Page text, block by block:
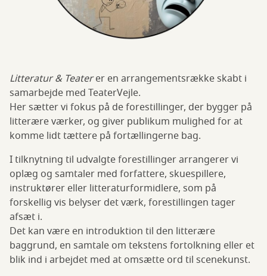
Litteratur & Teaterer en arrangementsrække skabt i
samarbejde med TeaterVejle.
Her sætter vi fokus på de forestillinger, der bygger på
litterære værker, og giver publikum mulighed for at
komme lidt tættere på fortællingerne bag.
I tilknytning til udvalgte forestillinger arrangerer vi
oplæg og samtaler med forfattere, skuespillere,
instruktører eller litteraturformidlere, som på
forskellig vis belyser det værk, forestillingen tager
afsæt i.
Det kan være en introduktion til den litterære
baggrund, en samtale om tekstens fortolkning eller et
blik ind i arbejdet med at omsætte ord til scenekunst.